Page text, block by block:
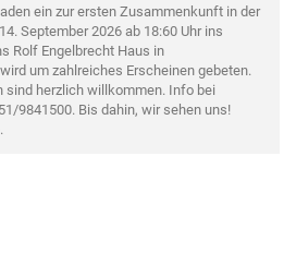
ein zur ersten Zusammenkunft in der
September 2026 ab 18:60 Uhr ins
Rolf Engelbrecht Haus in
um zahlreiches Erscheinen gebeten.
sind herzlich willkommen. Info bei
9841500. Bis dahin, wir sehen uns!